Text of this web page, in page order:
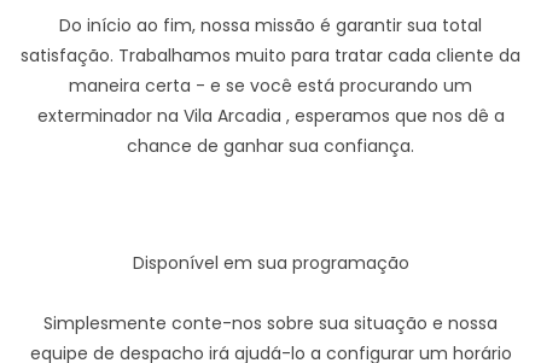
Do início ao fim, nossa missão é garantir sua total
satisfação. Trabalhamos muito para tratar cada cliente da
maneira certa - e se você está procurando um
exterminador na Vila Arcadia , esperamos que nos dê a
chance de ganhar sua confiança.
Disponível em sua programação
Simplesmente conte-nos sobre sua situação e nossa
equipe de despacho irá ajudá-lo a configurar um horário